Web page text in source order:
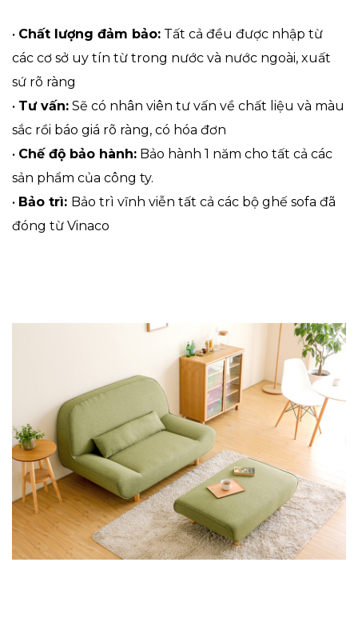
• Chất lượng đảm bảo: Tất cả đều được nhập từ
các cơ sở uy tín từ trong nước và nước ngoài, xuất
sứ rõ ràng
• Tư vấn: Sẽ có nhân viên tư vấn về chất liệu và màu
sắc rồi báo giá rõ ràng, có hóa đơn
• Chế độ bảo hành: Bảo hành 1 năm cho tất cả các
sản phẩm của công ty.
• Bảo trì: Bảo trì vĩnh viễn tất cả các bộ ghế sofa đã
đóng từ Vinaco